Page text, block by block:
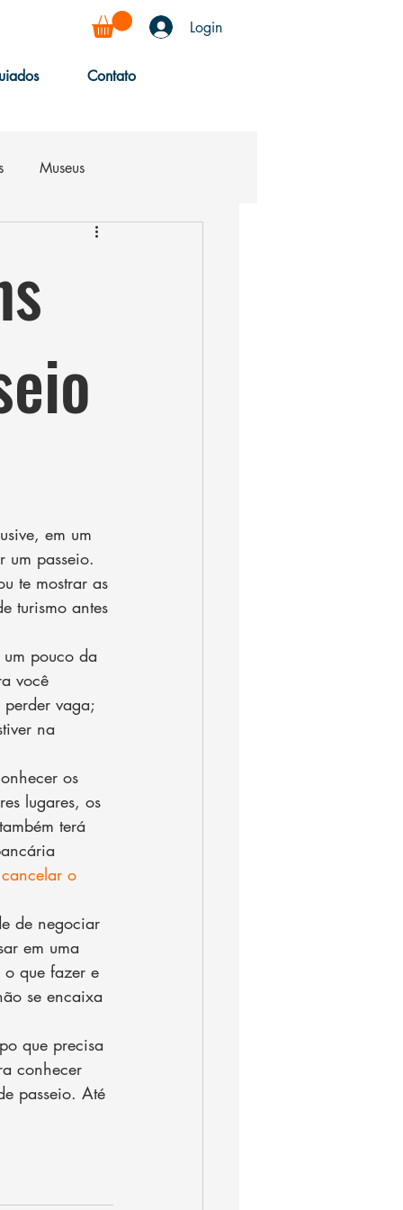
Login
Contato
Museus
em um
um passeio.
te mostrar as
turismo antes
pouco da
você
vaga;
na
os
lugares, os
terá
o
de negociar
em uma
que fazer e
se encaixa
que precisa
conhecer
passeio. Até